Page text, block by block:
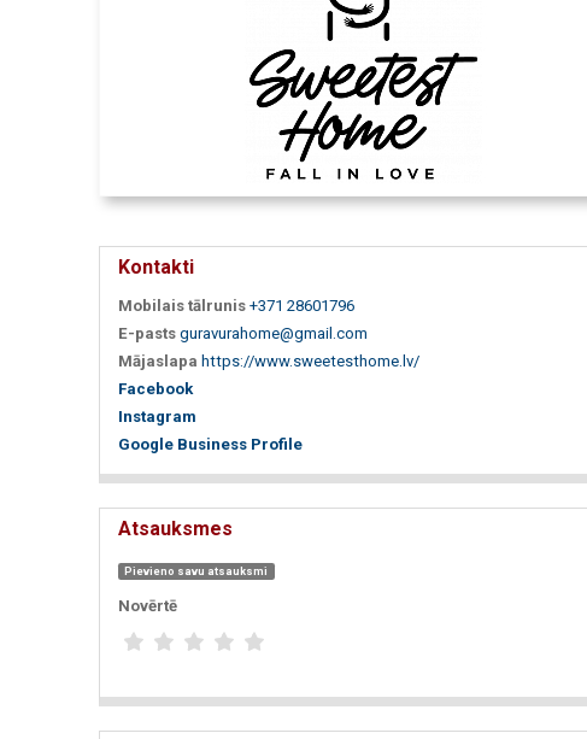
Kontakti
Mobilais tālrunis +371 28601796
E-pasts guravurahome@gmail.com
Mājaslapa https://www.sweetesthome.lv/
Facebook
Instagram
Google Business Profile
Atsauksmes
Pievieno savu atsauksmi
Novērtē